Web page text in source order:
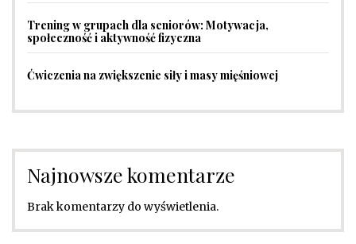
Trening w grupach dla seniorów: Motywacja,
społeczność i aktywność fizyczna
Ćwiczenia na zwiększenie siły i masy mięśniowej
Najnowsze komentarze
Brak komentarzy do wyświetlenia.